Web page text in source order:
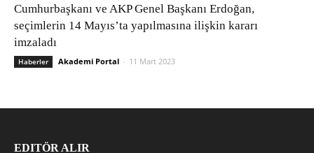
Cumhurbaşkanı ve AKP Genel Başkanı Erdoğan,
seçimlerin 14 Mayıs’ta yapılmasına ilişkin kararı
imzaladı
Haberler Akademi Portal - 11 Mart 2023
EDITÖR ALIR